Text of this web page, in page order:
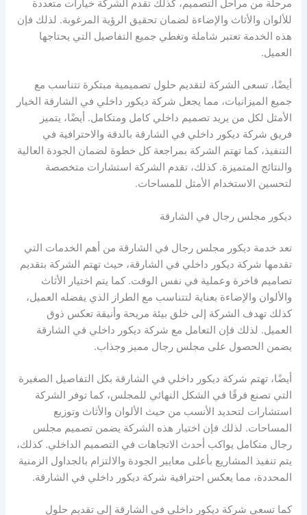
مرحلة من مراحل التصميم، كذلك تقدم الشركة خيارات متعددة
للألوان والأثاث والإضاءة لضمان تحقيق الرؤية المرغوبة. لذلك فإن
هذه الخدمة تعتبر شاملة وتغطي جميع التفاصيل التي يحتاجها
العميل.
أيضًا، تسعى الشركة لتقديم حلول تصميمية مبتكرة تتناسب مع
جميع الميزانيات، مما يجعل شركة ديكور داخلي في الشارقة الخيار
الأمثل لكل من يريد تصميم داخلي كامل ومتكامل. أيضًا، يتميز
فريق شركة ديكور داخلي في الشارقة بالدقة والاحترافية في
التنفيذ، كما تهتم الشركة بمراجعة كل خطوة لضمان الجودة العالية
والنتائج المتميزة. كذلك، تقدم الشركة استشارات متخصصة
لتحسين الاستخدام الأمثل للمساحات.
ديكور مجلس رجال في الشارقة
تعد خدمة ديكور مجلس رجال في الشارقة من أهم الخدمات التي
تقدمها شركة ديكور داخلي في الشارقة، حيث تهتم الشركة بتقديم
تصاميم فاخرة وعملية في نفس الوقت. كما يتم اختيار الأثاث
والألوان والإضاءة بعناية لتتناسب مع الطراز الذي يفضله العميل،
كذلك تهدف الشركة إلى خلق بيئة مريحة وأنيقة تعكس ذوق
العميل. لذلك فإن التعامل مع شركة ديكور داخلي في الشارقة
يضمن الحصول على مجلس رجال مميز وجذاب.
أيضًا، تهتم شركة ديكور داخلي في الشارقة بكل التفاصيل الصغيرة
التي تصنع فرقًا في الشكل النهائي للمجلس، كما توفر الشركة
استشارات لتحديد الأنسب من حيث الألوان والأثاث وتوزيع
المساحات. لذلك فإن اختيار هذه الشركة يضمن تصميم مجلس
رجال متكامل يواكب أحدث الاتجاهات في التصميم الداخلي. كذلك،
يتم تنفيذ المشاريع بأعلى معايير الجودة والالتزام بالجداول الزمنية
المحددة، مما يعكس احترافية شركة ديكور داخلي في الشارقة.
كما تسعى شركة ديكور داخلي في الشارقة إلى تقديم حلول